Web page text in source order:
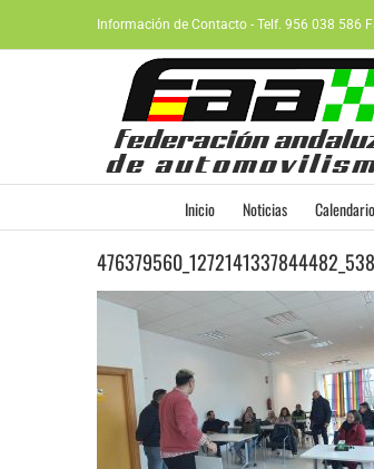
contenido
Información de Contacto - Telf. 956 038 586
Inicio Noticias